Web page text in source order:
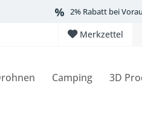
2% Rabatt bei
Merkzettel
Camping 3D